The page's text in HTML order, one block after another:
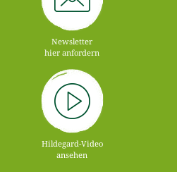
Newsletter
hier anfordern
Hildegard-Video
ansehen